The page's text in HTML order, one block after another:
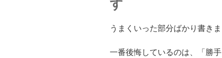
す
うまくいった部分ばかり書き
一番後悔しているのは、「勝